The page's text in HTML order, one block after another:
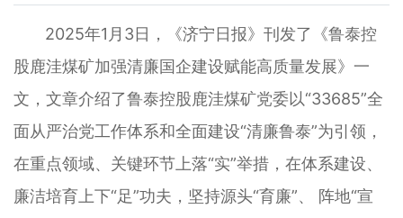
2025年1月3日，《济宁日报》刊发了《鲁泰控
股鹿洼煤矿加强清廉国企建设赋能高质量发展》一
文，文章介绍了鲁泰控股鹿洼煤矿党委以“33685”全
面从严治党工作体系和全面建设“清廉鲁泰”为引领，
在重点领域、关键环节上落“实”举措，在体系建设、
廉洁培育上下“足”功夫，坚持源头“育廉”、 阵地“宣